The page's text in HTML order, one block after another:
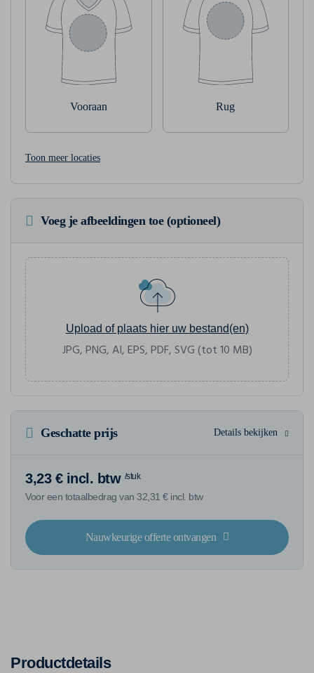
Vooraan Rug
Toon meer locaties
Voeg je afbeeldingen toe (optioneel)
Upload of plaats hier uw bestand(en)
JPG, PNG, AI, EPS, PDF, SVG (tot 10 MB)
Geschatte prijs Details bekijken
3,23 € incl. btw /stuk
Voor een totaalbedrag van 32,31 € incl. btw
Nauwkeurige offerte ontvangen
Productdetails